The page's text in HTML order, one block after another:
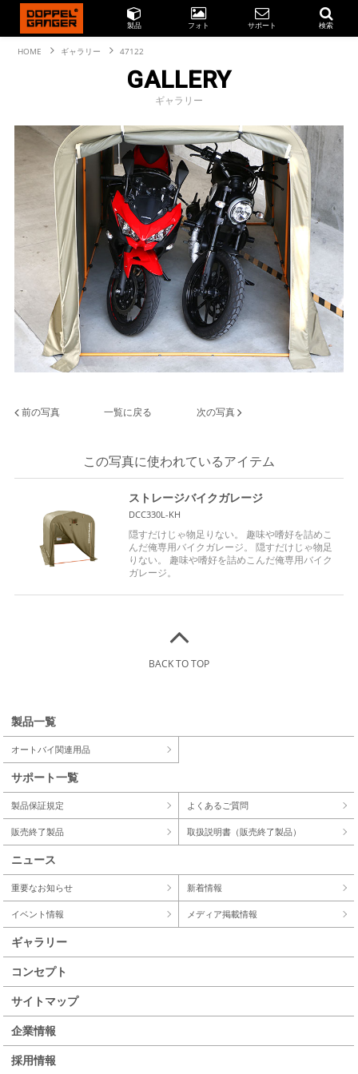
製品 フォト サポート 検索
HOME ギャラリー 47122
GALLERY
ギャラリー
前の写真 一覧に戻る 次の写真
この写真に使われているアイテム
ストレージバイクガレージ
DCC330L-KH
隠すだけじゃ物足りない。 趣味や嗜好を詰めこ
んだ俺専用バイクガレージ。 隠すだけじゃ物足
りない。 趣味や嗜好を詰めこんだ俺専用バイク
ガレージ。
BACK TO TOP
製品一覧
オートバイ関連用品
サポート一覧
製品保証規定 よくあるご質問
販売終了製品 取扱説明書（販売終了製品）
ニュース
重要なお知らせ 新着情報
イベント情報 メディア掲載情報
ギャラリー
コンセプト
サイトマップ
企業情報
採用情報